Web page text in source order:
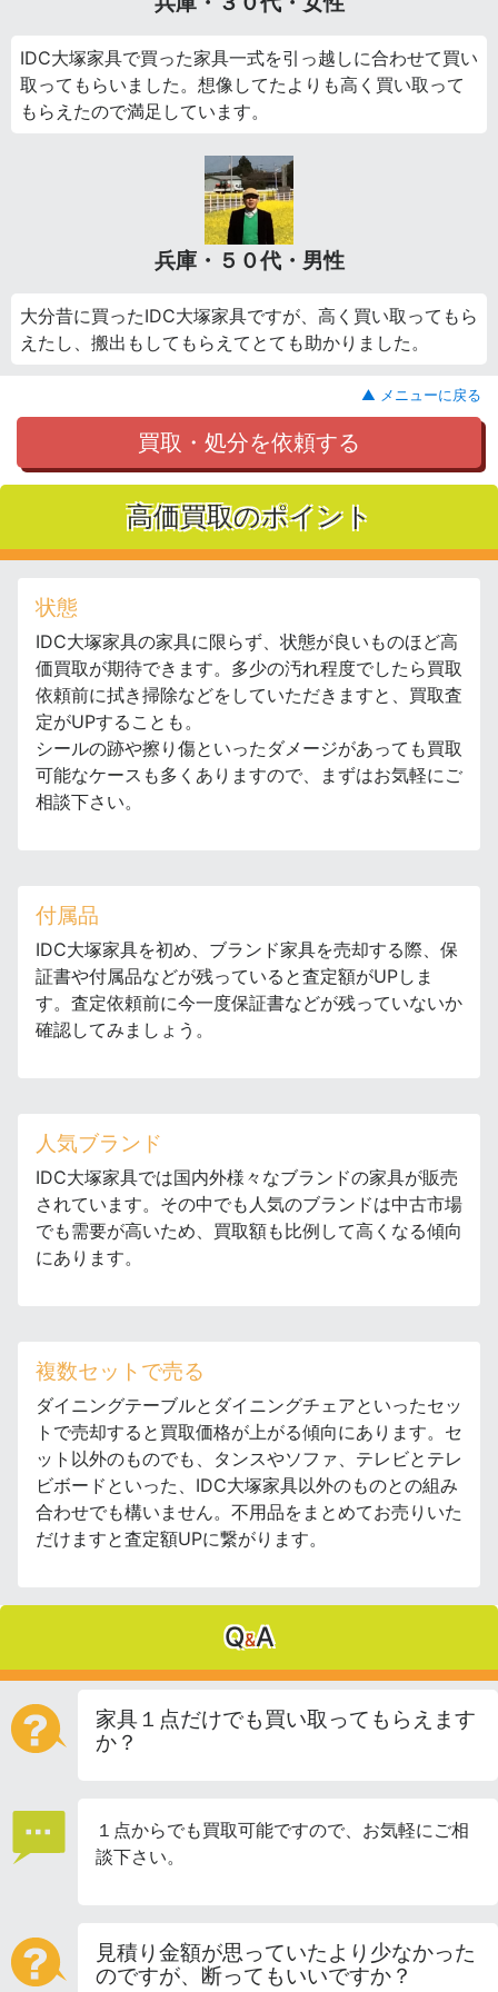
IDC大塚家具で買った家具一式を引っ越しに合わせて買い
取ってもらいました。想像してたよりも高く買い取って
もらえたので満足しています。
兵庫・５０代・男性
大分昔に買ったIDC大塚家具ですが、高く買い取ってもら
えたし、搬出もしてもらえてとても助かりました。
▲ メニューに戻る
買取・処分を依頼する
高価買取のポイント
状態
IDC大塚家具の家具に限らず、状態が良いものほど高
価買取が期待できます。多少の汚れ程度でしたら買取
依頼前に拭き掃除などをしていただきますと、買取査
定がUPすることも。
シールの跡や擦り傷といったダメージがあっても買取
可能なケースも多くありますので、まずはお気軽にご
相談下さい。
付属品
IDC大塚家具を初め、ブランド家具を売却する際、保
証書や付属品などが残っていると査定額がUPしま
す。査定依頼前に今一度保証書などが残っていないか
確認してみましょう。
人気ブランド
IDC大塚家具では国内外様々なブランドの家具が販売
されています。その中でも人気のブランドは中古市場
でも需要が高いため、買取額も比例して高くなる傾向
にあります。
複数セットで売る
ダイニングテーブルとダイニングチェアといったセッ
トで売却すると買取価格が上がる傾向にあります。セ
ット以外のものでも、タンスやソファ、テレビとテレ
ビボードといった、IDC大塚家具以外のものとの組み
合わせでも構いません。不用品をまとめてお売りいた
だけますと査定額UPに繋がります。
Q&A
家具１点だけでも買い取ってもらえます
か？
１点からでも買取可能ですので、お気軽にご相
談下さい。
見積り金額が思っていたより少なかった
のですが、断ってもいいですか？